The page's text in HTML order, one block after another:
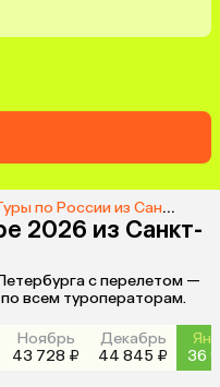
по России из Санкт-Петербурга
2026 из Санкт-
с перелетом —
всем туроператорам.
Ноябрь
43 728 ₽
Декабрь
44 845 ₽
36